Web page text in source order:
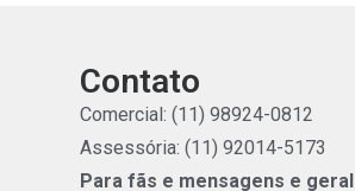
Contato
Comercial: (11) 98924-0812
Assessória: (11) 92014-5173
Para fãs e mensagens e geral